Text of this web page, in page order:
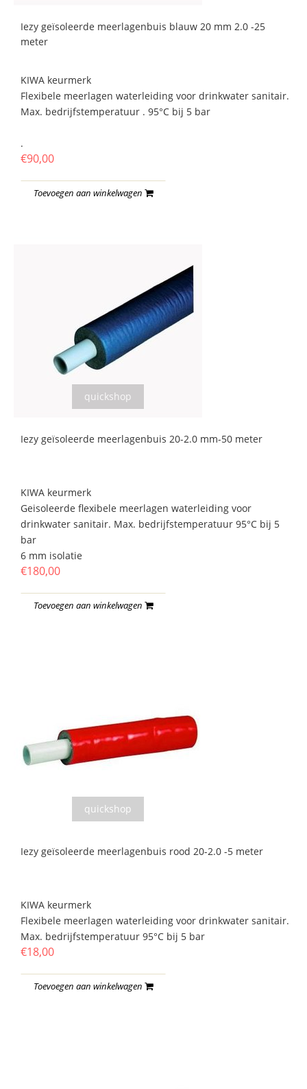
Iezy geïsoleerde meerlagenbuis blauw 20 mm 2.0 -25
meter
KIWA keurmerk
Flexibele meerlagen waterleiding voor drinkwater sanitair.
Max. bedrijfstemperatuur . 95°C bij 5 bar
.
€90,00
Toevoegen aan winkelwagen
quickshop
Iezy geïsoleerde meerlagenbuis 20-2.0 mm-50 meter
KIWA keurmerk
Geisoleerde flexibele meerlagen waterleiding voor
drinkwater sanitair. Max. bedrijfstemperatuur 95°C bij 5
bar
6 mm isolatie
€180,00
Toevoegen aan winkelwagen
quickshop
Iezy geïsoleerde meerlagenbuis rood 20-2.0 -5 meter
KIWA keurmerk
Flexibele meerlagen waterleiding voor drinkwater sanitair.
Max. bedrijfstemperatuur 95°C bij 5 bar
€18,00
Toevoegen aan winkelwagen